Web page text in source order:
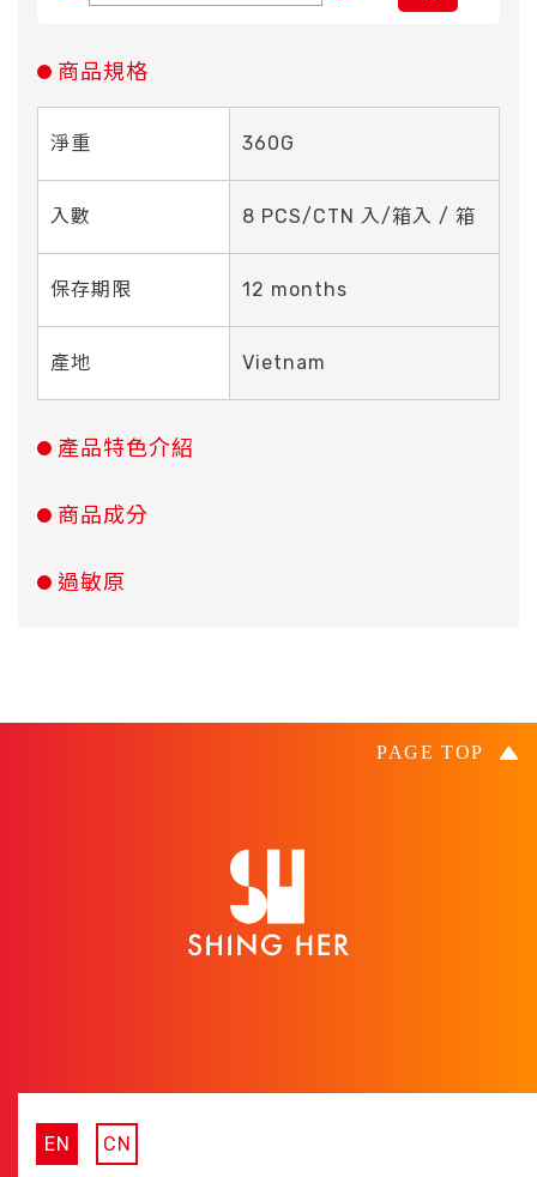
商品規格
淨重 360G
入數 8 PCS/CTN 入/箱入 / 箱
保存期限 12 months
產地 Vietnam
產品特色介紹
商品成分
過敏原
EN CN